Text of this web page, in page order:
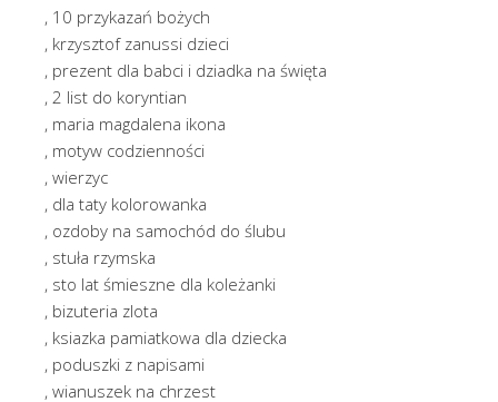
, 10 przykazań bożych
, krzysztof zanussi dzieci
, prezent dla babci i dziadka na święta
, 2 list do koryntian
, maria magdalena ikona
, motyw codzienności
, wierzyc
, dla taty kolorowanka
, ozdoby na samochód do ślubu
, stuła rzymska
, sto lat śmieszne dla koleżanki
, bizuteria zlota
, ksiazka pamiatkowa dla dziecka
, poduszki z napisami
, wianuszek na chrzest